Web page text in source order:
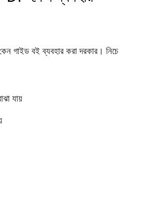
গাইড বই ব্যবহার করা দরকার। নিচে
যায়